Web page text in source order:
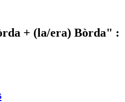
+ (la/era) Bòrda" :